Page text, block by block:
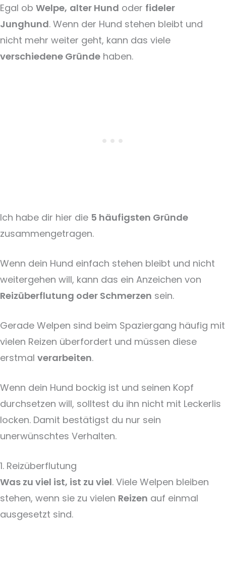
Egal ob Welpe, alter Hund oder fideler
Junghund. Wenn der Hund stehen bleibt und
nicht mehr weiter geht, kann das viele
verschiedene Gründe haben.
Ich habe dir hier die 5 häufigsten Gründe
zusammengetragen.
Wenn dein Hund einfach stehen bleibt und nicht
weitergehen will, kann das ein Anzeichen von
Reizüberflutung oder Schmerzen sein.
Gerade Welpen sind beim Spaziergang häufig mit
vielen Reizen überfordert und müssen diese
erstmal verarbeiten.
Wenn dein Hund bockig ist und seinen Kopf
durchsetzen will, solltest du ihn nicht mit Leckerlis
locken. Damit bestätigst du nur sein
unerwünschtes Verhalten.
1. Reizüberflutung
Was zu viel ist, ist zu viel. Viele Welpen bleiben
stehen, wenn sie zu vielen Reizen auf einmal
ausgesetzt sind.